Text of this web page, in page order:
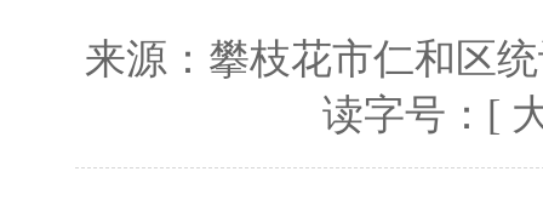
来源： 攀枝花市仁和区
读字号：[